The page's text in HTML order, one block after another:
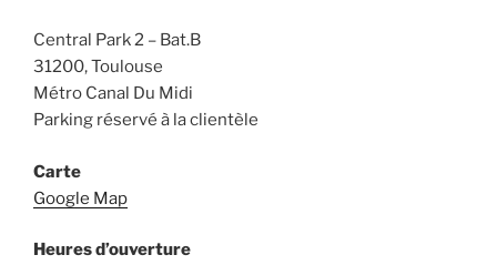
Central Park 2 – Bat.B
31200, Toulouse
Métro Canal Du Midi
Parking réservé à la clientèle
Carte
Google Map
Heures d’ouverture